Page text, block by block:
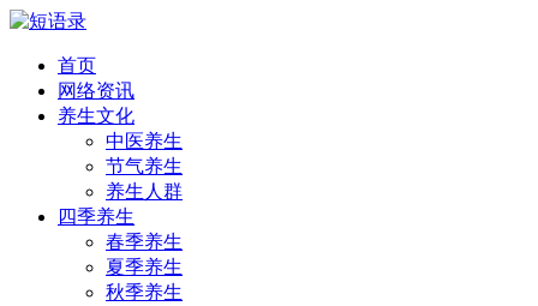
首页
网络资讯
养生文化
中医养生
节气养生
养生人群
四季养生
春季养生
夏季养生
秋季养生